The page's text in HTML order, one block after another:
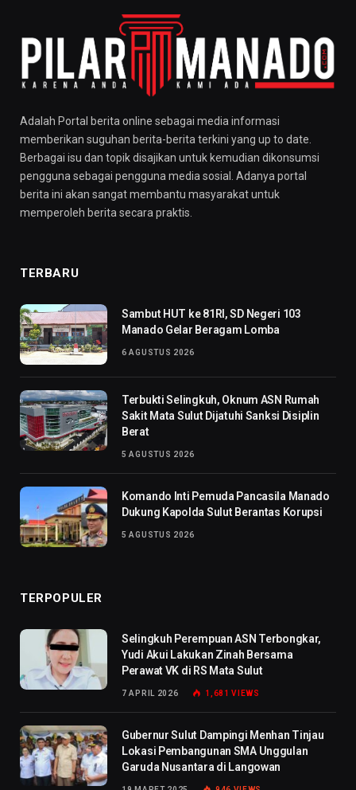
Adalah Portal berita online sebagai media informasi
memberikan suguhan berita-berita terkini yang up to date.
Berbagai isu dan topik disajikan untuk kemudian dikonsumsi
pengguna sebagai pengguna media sosial. Adanya portal
berita ini akan sangat membantu masyarakat untuk
memperoleh berita secara praktis.
TERBARU
Sambut HUT ke 81RI, SD Negeri 103
Manado Gelar Beragam Lomba
6 AGUSTUS 2026
Terbukti Selingkuh, Oknum ASN Rumah
Sakit Mata Sulut Dijatuhi Sanksi Disiplin
Berat
5 AGUSTUS 2026
Komando Inti Pemuda Pancasila Manado
Dukung Kapolda Sulut Berantas Korupsi
5 AGUSTUS 2026
TERPOPULER
Selingkuh Perempuan ASN Terbongkar,
Yudi Akui Lakukan Zinah Bersama
Perawat VK di RS Mata Sulut
7 APRIL 2026 1,681VIEWS
Gubernur Sulut Dampingi Menhan Tinjau
Lokasi Pembangunan SMA Unggulan
Garuda Nusantara di Langowan